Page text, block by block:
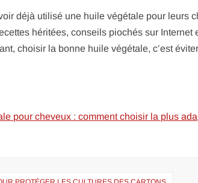
déjà utilisé une huile végétale pour leurs
héritées, conseils piochés sur Internet
choisir la bonne huile végétale, c’est
pour cheveux : comment choisir la plus